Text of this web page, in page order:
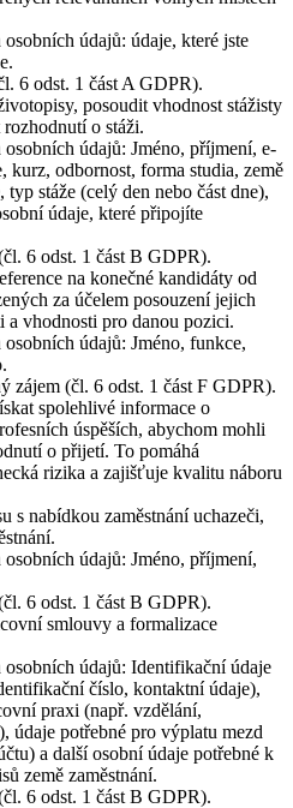
údajů: údaje, které jste
6 odst. 1 část A GDPR).
posoudit vhodnost stážisty
o stáži.
osobních údajů: Jméno, příjmení, e-
kurz, odbornost, forma studia, země
typ stáže (celý den nebo část dne),
údaje, které připojíte
6 odst. 1 část B GDPR).
na konečné kandidáty od
za účelem posouzení jejich
a vhodnosti pro danou pozici.
údajů: Jméno, funkce,
zájem (čl. 6 odst. 1 část F GDPR).
spolehlivé informace o
úspěších, abychom mohli
o přijetí. To pomáhá
rizika a zajišťuje kvalitu náboru
s nabídkou zaměstnání uchazeči,
osobních údajů: Jméno, příjmení,
6 odst. 1 část B GDPR).
smlouvy a formalizace
osobních údajů: Identifikační údaje
číslo, kontaktní údaje),
praxi (např. vzdělání,
údaje potřebné pro výplatu mezd
a další osobní údaje potřebné k
země zaměstnání.
6 odst. 1 část B GDPR).